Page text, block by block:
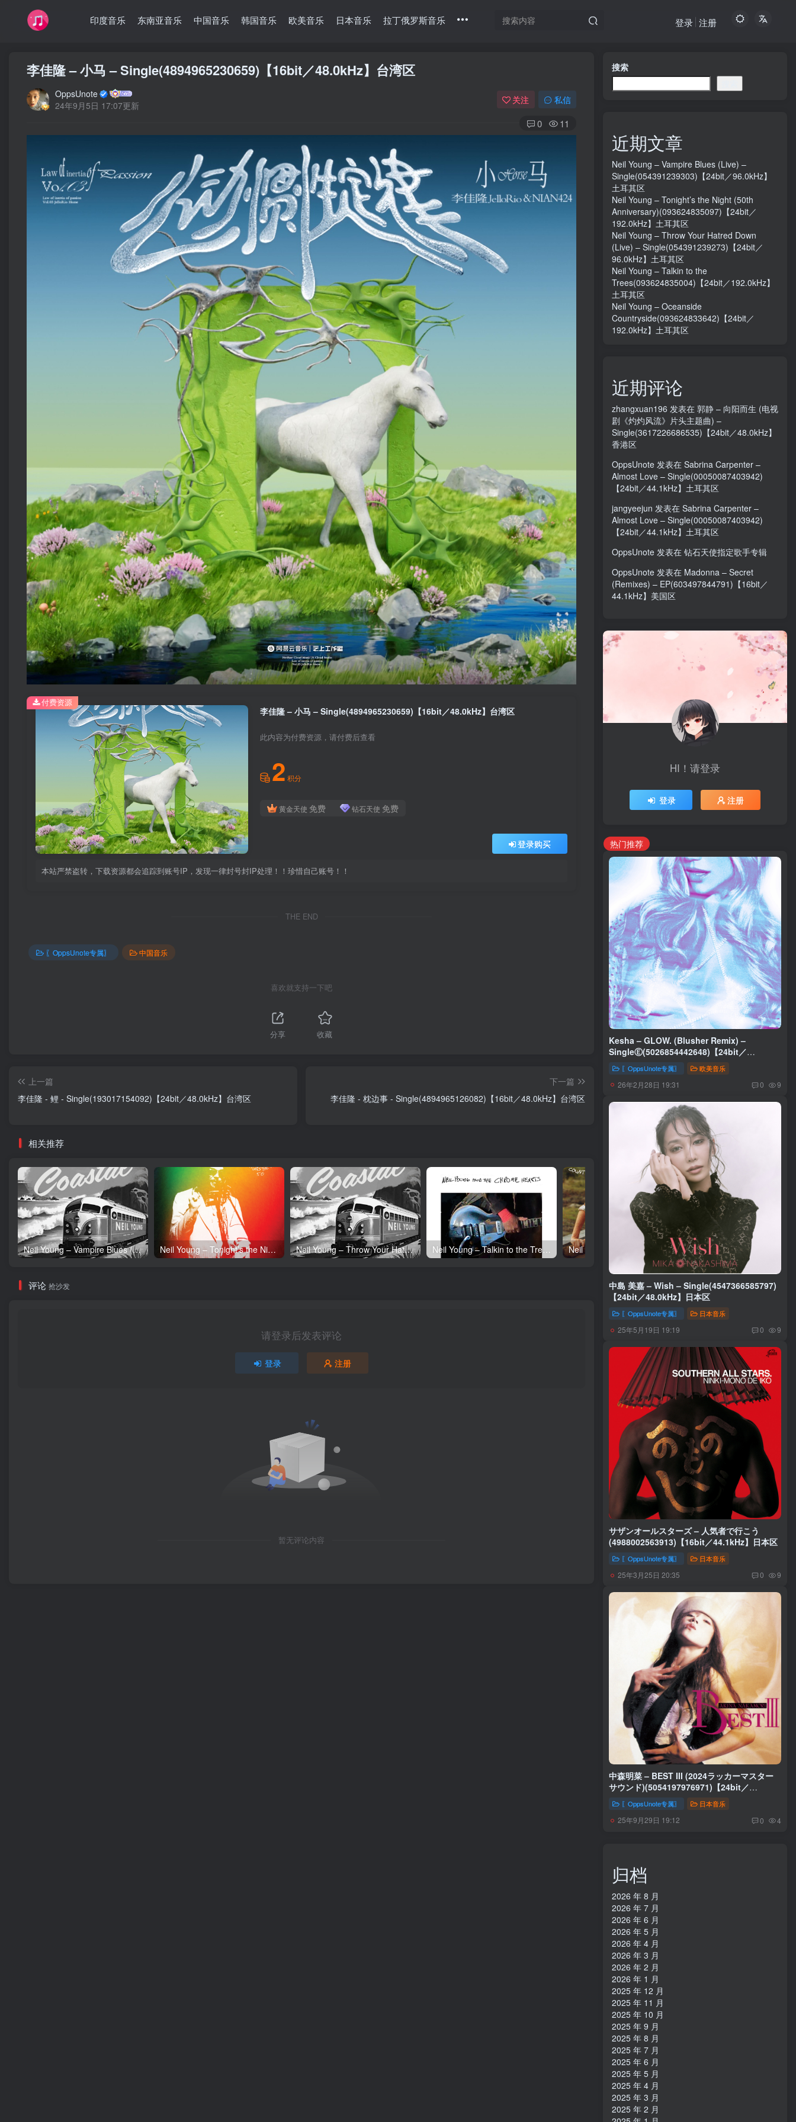
印度音乐 东南亚音乐 中国音乐 韩国音乐 欧美音乐 日本音乐 拉丁俄罗斯音乐 登录 注册
李佳隆 – 小马 – Single(4894965230659)【16bit／48.0kHz】台湾区
OppsUnote
24年9月5日 17:07更新
关注 私信
0 11
李佳隆 – 小马 – Single(4894965230659)【16bit／48.0kHz】台湾区
此内容为付费资源，请付费后查看
2 积分
黄金天使 免费 钻石天使 免费
登录购买
本站严禁盗转，下载资源都会追踪到账号IP，发现一律封号封IP处理！！珍惜自己账号！！
付费资源
THE END
〖OppsUnote专属〗 中国音乐
喜欢就支持一下吧
分享 收藏
上一篇
李佳隆 - 鲤 - Single(193017154092)【24bit／48.0kHz】台湾区
下一篇
李佳隆 - 枕边事 - Single(4894965126082)【16bit／48.0kHz】台湾区
相关推荐
Neil Young – Vampire Blues (Live) – Single(054391239303)【24bit／96.0kHz】土耳其区 Neil Young – Tonight’s the Night (50th Anniversary)(093624835097)【24bit／192.0kHz】土耳其区 Neil Young – Throw Your Hatred Down (Live) – Single(054391239273)【24bit／96.0kHz】土耳其区 Neil Young – Talkin to the Trees(093624835004)【24bit／192.0kHz】土耳其区 Neil Young – Oceanside Countryside(093624833642)【24bit／192.0kHz】土耳其区
评论 抢沙发
请登录后发表评论
登录 注册
暂无评论内容
搜索
近期文章
Neil Young – Vampire Blues (Live) –
Single(054391239303)【24bit／96.0kHz】
土耳其区
Neil Young – Tonight’s the Night (50th
Anniversary)(093624835097)【24bit／
192.0kHz】土耳其区
Neil Young – Throw Your Hatred Down
(Live) – Single(054391239273)【24bit／
96.0kHz】土耳其区
Neil Young – Talkin to the
Trees(093624835004)【24bit／192.0kHz】
土耳其区
Neil Young – Oceanside
Countryside(093624833642)【24bit／
192.0kHz】土耳其区
近期评论
zhangxuan196 发表在 郭静 – 向阳而生 (电视
剧《灼灼风流》片头主题曲) –
Single(3617226686535)【24bit／48.0kHz】
香港区
OppsUnote 发表在 Sabrina Carpenter –
Almost Love – Single(00050087403942)
【24bit／44.1kHz】土耳其区
jangyeejun 发表在 Sabrina Carpenter –
Almost Love – Single(00050087403942)
【24bit／44.1kHz】土耳其区
OppsUnote 发表在 钻石天使指定歌手专辑
OppsUnote 发表在 Madonna – Secret
(Remixes) – EP(603497844791)【16bit／
44.1kHz】美国区
HI！请登录
登录 注册
热门推荐
Kesha – GLOW. (Blusher Remix) –
SingleⒺ(5026854442648)【24bit／
44.1kHz】土耳其区
〖OppsUnote专属〗 欧美音乐
26年2月28日 19:31 0 9
中島 美嘉 – Wish – Single(4547366585797)
【24bit／48.0kHz】日本区
〖OppsUnote专属〗 日本音乐
25年5月19日 19:19 0 9
サザンオールスターズ – 人気者で行こう
(4988002563913)【16bit／44.1kHz】日本区
〖OppsUnote专属〗 日本音乐
25年3月25日 20:35 0 9
中森明菜 – BEST III (2024ラッカーマスター
サウンド)(5054197976971)【24bit／
96.0kHz】日本区
〖OppsUnote专属〗 日本音乐
25年9月29日 19:12 0 4
归档
2026 年 8 月
2026 年 7 月
2026 年 6 月
2026 年 5 月
2026 年 4 月
2026 年 3 月
2026 年 2 月
2026 年 1 月
2025 年 12 月
2025 年 11 月
2025 年 10 月
2025 年 9 月
2025 年 8 月
2025 年 7 月
2025 年 6 月
2025 年 5 月
2025 年 4 月
2025 年 3 月
2025 年 2 月